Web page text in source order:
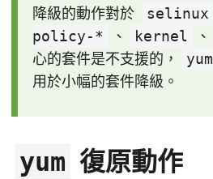
降級的動作對於 selinux
policy-*
、 kernel 、
心的套件是不支援的，
yum
用於小幅的套件降級。
yum 復原動作